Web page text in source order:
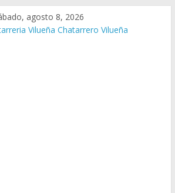
agosto 8, 2026
Vilueña Chatarrero Vilueña